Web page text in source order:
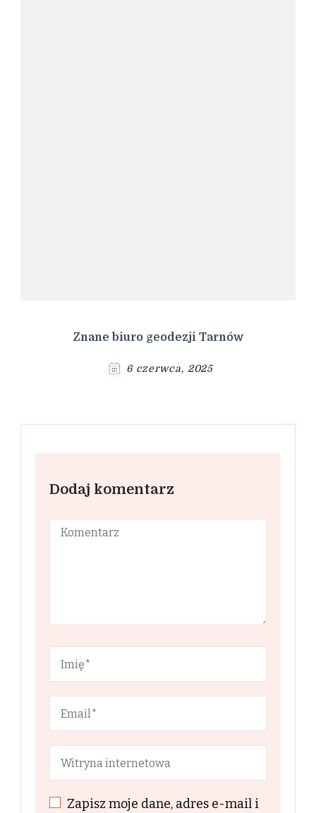
Znane biuro geodezji Tarnów
6 czerwca, 2025
Dodaj komentarz
Zapisz moje dane, adres e-mail i